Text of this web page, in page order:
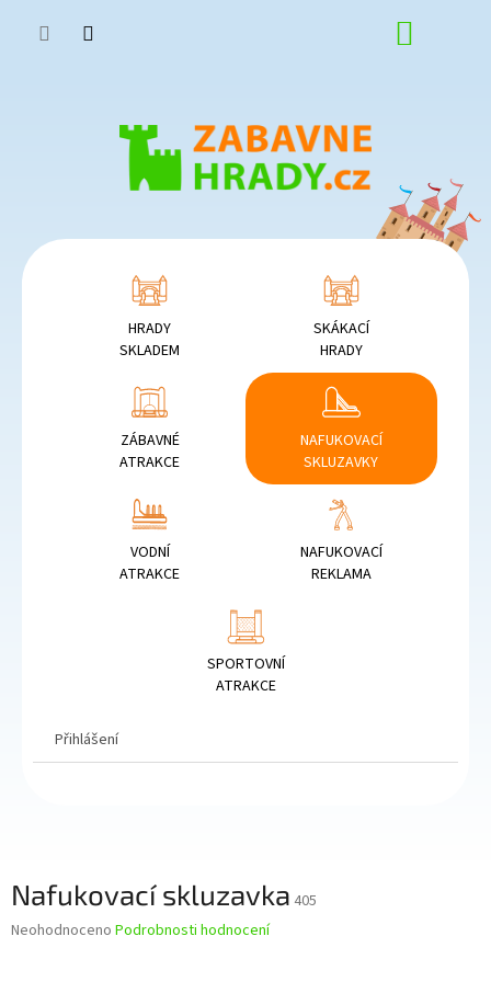
HRADY
SKLADEM
SKÁKACÍ
HRADY
ZÁBAVNÉ
ATRAKCE
NAFUKOVACÍ
SKLUZAVKY
VODNÍ
ATRAKCE
NAFUKOVACÍ
REKLAMA
SPORTOVNÍ
ATRAKCE
Přihlášení
Nafukovací skluzavka 405
Průměrné
Neohodnoceno Podrobnosti hodnocení